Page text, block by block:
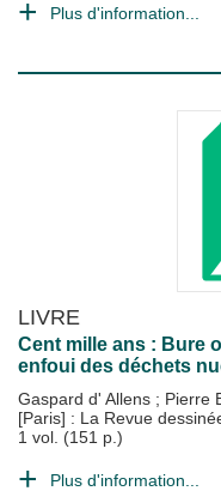
Plus d'information...
LIVRE
Cent mille ans : Bure
enfoui des déchets
Gaspard d' Allens ; Pierre
[Paris] : La Revue
1 vol. (151 p.)
Plus d'information...